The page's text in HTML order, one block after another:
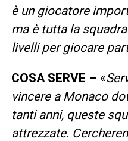
è un giocatore
ma è tutta la
livelli per giocare
COSA SERVE – «
vincere a Monaco
tanti anni, queste
attrezzate.